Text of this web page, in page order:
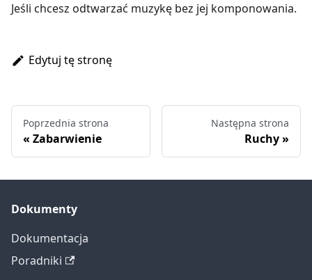
Jeśli chcesz odtwarzać muzykę bez jej komponowania.
Edytuj tę stronę
Poprzednia strona
Zabarwienie
Następna strona
Ruchy
Dokumenty
Dokumentacja
Poradniki